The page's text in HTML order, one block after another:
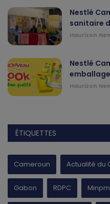
Nestlé
sanitaire
Haurizon
Nestlé
emballage
Haurizon
ÉTIQUETTES
Cameroun Actualité du
Gabon RDPC